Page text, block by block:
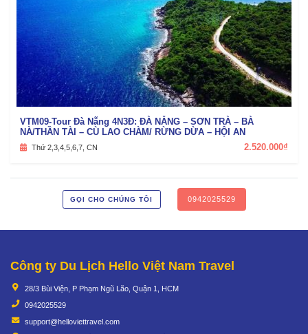
VTM09-Tour Đà Nẵng 4N3Đ: ĐÀ NẴNG – SƠN TRÀ – BÀ
NÀ/THẦN TÀI – CÙ LAO CHÀM/ RỪNG DỪA – HỘI AN
Thứ 2,3,4,5,6,7, CN 2.520.000₫
GỌI CHO CHÚNG TÔI 0942025529
Công ty Du Lịch Hello Việt Nam Travel
28/3 Bùi Viện, P Phạm Ngũ Lão, Quận 1, HCM
0942025529
support@helloviettravel.com